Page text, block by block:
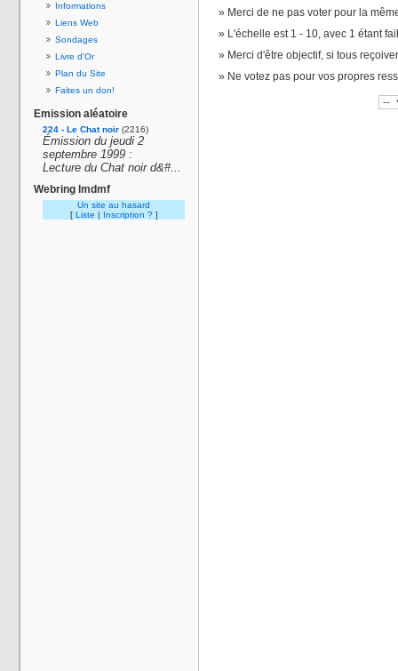
Informations
Liens Web
Sondages
Livre d'Or
Plan du Site
Faites un don!
Emission aléatoire
224 - Le Chat noir (2216)
Émission du jeudi 2
septembre 1999 :
Lecture du Chat noird&#...
Webring lmdmf
Un site au hasard
[ Liste | Inscription ? ]
Merci de ne pas voter pour la
L'échelle est 1 - 10, avec 1 étant
Merci d'être objectif, si tous
Ne votez pas pour vos propres